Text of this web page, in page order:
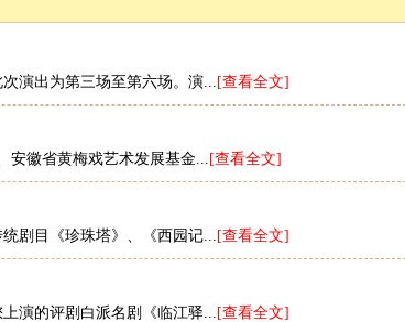
演出为第三场至第六场。演... [查看全文]
安徽省黄梅戏艺术发展基金... [查看全文]
剧目《珍珠塔》、《西园记...[查看全文]
演的评剧白派名剧《临江驿... [查看全文]